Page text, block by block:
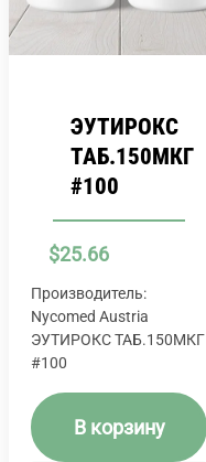
ЭУТИРОКС
ТАБ.150МКГ
#100
$25.66
Производитель:
Nycomed Austria
ЭУТИРОКС ТАБ.150МКГ
#100
В корзину